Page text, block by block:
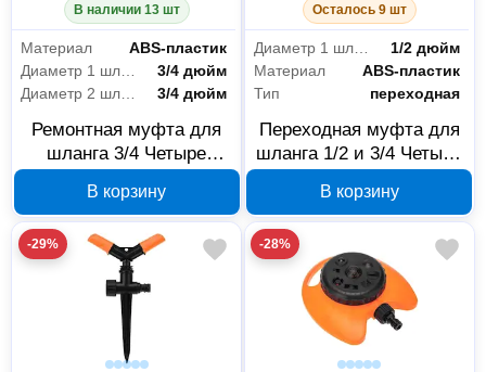
В наличии 13 шт
Материал
ABS-пластик
3/4 дюйм
3/4 дюйм
Ремонтная муфта для
шланга 3/4 Четыре
В корзину
Осталось 9 шт
Диаметр 1 шланга
1/2 дюйм
Материал
ABS-пластик
Тип
переходная
Переходная муфта для
шланга 1/2 и 3/4 Четыре
В корзину
-29% -28%